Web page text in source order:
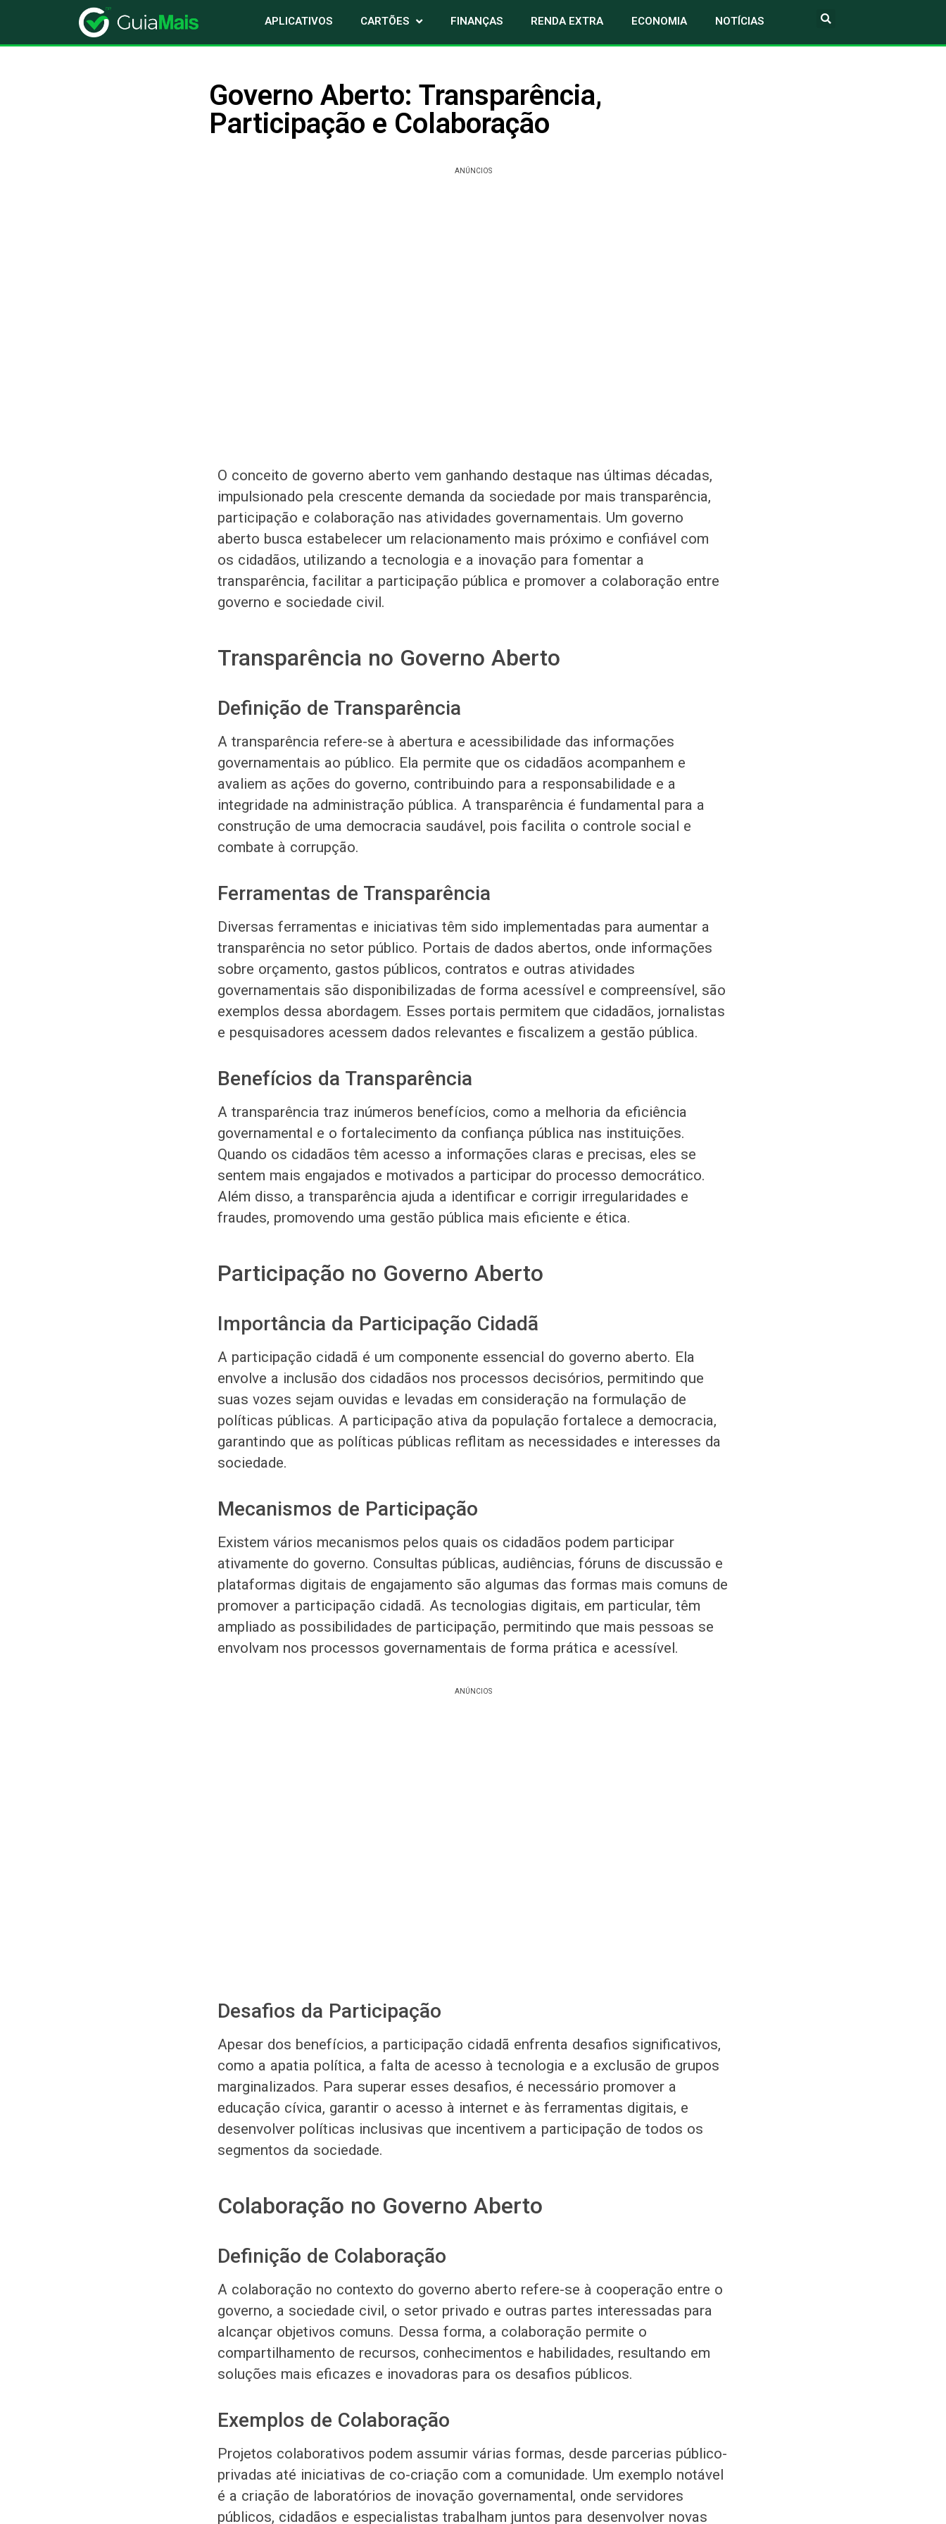
APLICATIVOS CARTÕES FINANÇAS RENDA EXTRA ECONOMIA NOTÍCIAS
Governo Aberto: Transparência,
Participação e Colaboração
ANÚNCIOS
O conceito de governo aberto vem ganhando destaque nas últimas décadas,
impulsionado pela crescente demanda da sociedade por mais transparência,
participação e colaboração nas atividades governamentais. Um governo
aberto busca estabelecer um relacionamento mais próximo e confiável com
os cidadãos, utilizando a tecnologia e a inovação para fomentar a
transparência, facilitar a participação pública e promover a colaboração entre
governo e sociedade civil.
Transparência no Governo Aberto
Definição de Transparência
A transparência refere-se à abertura e acessibilidade das informações
governamentais ao público. Ela permite que os cidadãos acompanhem e
avaliem as ações do governo, contribuindo para a responsabilidade e a
integridade na administração pública. A transparência é fundamental para a
construção de uma democracia saudável, pois facilita o controle social e
combate à corrupção.
Ferramentas de Transparência
Diversas ferramentas e iniciativas têm sido implementadas para aumentar a
transparência no setor público. Portais de dados abertos, onde informações
sobre orçamento, gastos públicos, contratos e outras atividades
governamentais são disponibilizadas de forma acessível e compreensível, são
exemplos dessa abordagem. Esses portais permitem que cidadãos, jornalistas
e pesquisadores acessem dados relevantes e fiscalizem a gestão pública.
Benefícios da Transparência
A transparência traz inúmeros benefícios, como a melhoria da eficiência
governamental e o fortalecimento da confiança pública nas instituições.
Quando os cidadãos têm acesso a informações claras e precisas, eles se
sentem mais engajados e motivados a participar do processo democrático.
Além disso, a transparência ajuda a identificar e corrigir irregularidades e
fraudes, promovendo uma gestão pública mais eficiente e ética.
Participação no Governo Aberto
Importância da Participação Cidadã
A participação cidadã é um componente essencial do governo aberto. Ela
envolve a inclusão dos cidadãos nos processos decisórios, permitindo que
suas vozes sejam ouvidas e levadas em consideração na formulação de
políticas públicas. A participação ativa da população fortalece a democracia,
garantindo que as políticas públicas reflitam as necessidades e interesses da
sociedade.
Mecanismos de Participação
Existem vários mecanismos pelos quais os cidadãos podem participar
ativamente do governo. Consultas públicas, audiências, fóruns de discussão e
plataformas digitais de engajamento são algumas das formas mais comuns de
promover a participação cidadã. As tecnologias digitais, em particular, têm
ampliado as possibilidades de participação, permitindo que mais pessoas se
envolvam nos processos governamentais de forma prática e acessível.
ANÚNCIOS
Desafios da Participação
Apesar dos benefícios, a participação cidadã enfrenta desafios significativos,
como a apatia política, a falta de acesso à tecnologia e a exclusão de grupos
marginalizados. Para superar esses desafios, é necessário promover a
educação cívica, garantir o acesso à internet e às ferramentas digitais, e
desenvolver políticas inclusivas que incentivem a participação de todos os
segmentos da sociedade.
Colaboração no Governo Aberto
Definição de Colaboração
A colaboração no contexto do governo aberto refere-se à cooperação entre o
governo, a sociedade civil, o setor privado e outras partes interessadas para
alcançar objetivos comuns. Dessa forma, a colaboração permite o
compartilhamento de recursos, conhecimentos e habilidades, resultando em
soluções mais eficazes e inovadoras para os desafios públicos.
Exemplos de Colaboração
Projetos colaborativos podem assumir várias formas, desde parcerias público-
privadas até iniciativas de co-criação com a comunidade. Um exemplo notável
é a criação de laboratórios de inovação governamental, onde servidores
públicos, cidadãos e especialistas trabalham juntos para desenvolver novas